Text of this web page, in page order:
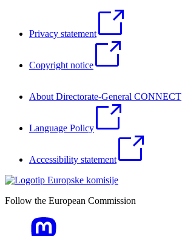
Privacy statement
Copyright notice
About Directorate-General CONNECT
Language Policy
Accessibility statement
Follow the European Commission